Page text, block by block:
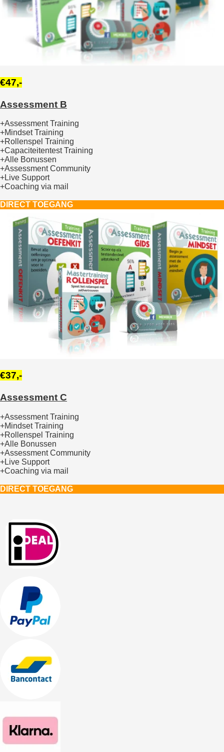
€47,-
Assessment B
+Assessment Training
+Mindset Training
+Rollenspel Training
+Capaciteitentest Training
+Alle Bonussen
+Assessment Community
+Live Support
+Coaching via mail
DIRECT TOEGANG
€37,-
Assessment C
+Assessment Training
+Mindset Training
+Rollenspel Training
+Alle Bonussen
+Assessment Community
+Live Support
+Coaching via mail
DIRECT TOEGANG